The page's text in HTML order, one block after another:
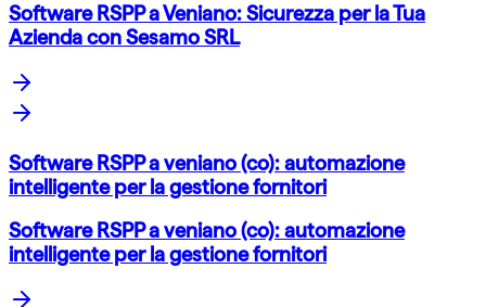
Software RSPP a Veniano: Sicurezza per la Tua
Azienda con Sesamo SRL
Software RSPP a veniano (co): automazione
intelligente per la gestione fornitori
Software RSPP a veniano (co): automazione
intelligente per la gestione fornitori